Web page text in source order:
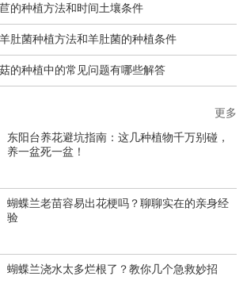
的种植方法和时间土壤条件
肚菌种植方法和羊肚菌的种植条件
的种植中的常见问题有哪些解答
东阳台养花避坑指南：这几种植物千万别碰，
养一盆死一盆！
蝴蝶兰老苗容易出花梗吗？聊聊实在的亲身经
验
蝴蝶兰浇水太多烂根了？教你几个急救妙招
更多